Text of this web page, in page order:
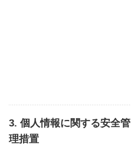
3. 個人情報に関する安全管
理措置